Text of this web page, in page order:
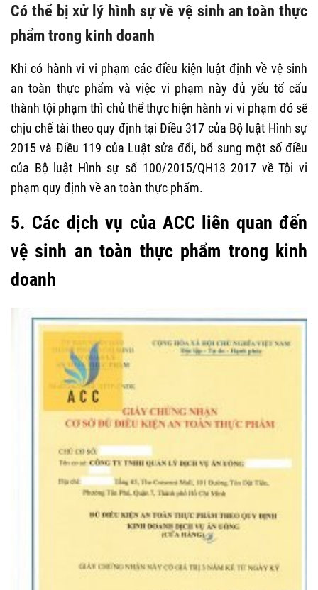
Có thể bị xử lý hình sự về vệ sinh an toàn thực
phẩm trong kinh doanh
Khi có hành vi vi phạm các điều kiện luật định về vệ sinh
an toàn thực phẩm và việc vi phạm này đủ yếu tố cấu
thành tội phạm thì chủ thể thực hiện hành vi vi phạm đó sẽ
chịu chế tài theo quy định tại Điều 317 của Bộ luật Hình sự
2015 và Điều 119 của Luật sửa đổi, bổ sung một số điều
của Bộ luật Hình sự số 100/2015/QH13 2017 về Tội vi
phạm quy định về an toàn thực phẩm.
5. Các dịch vụ của ACC liên quan đến
vệ sinh an toàn thực phẩm trong kinh
doanh